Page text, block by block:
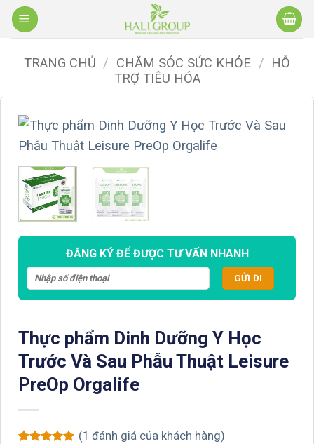
Bỏ
qua
TRANG CHỦ / CHĂM SÓC SỨC KHỎE /
HỖ
TRỢ TIÊU HÓA
ĐĂNG KÝ ĐỂ ĐƯỢC TƯ VẤN NHANH
Thực phẩm Dinh Dưỡng Y Học
Trước Và Sau Phẫu Thuật Leisure
PreOp Orgalife
(1 đánh giá của khách hàng)